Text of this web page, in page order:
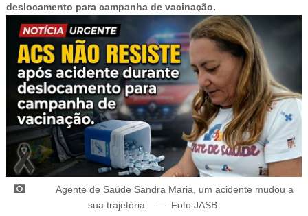
deslocamento para campanha de vacinação.
Agente de Saúde Sandra Maria, um acidente mudou a
sua trajetória. — Foto JASB.